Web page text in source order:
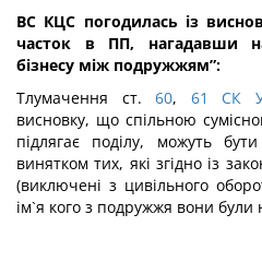
ВС КЦС погодилась із
часток в ПП, нагадавши
бізнесу між подружжям”:
Тлумачення ст. 60, 61 СК
висновку, що спільною
підлягає поділу, можуть
винятком тих, які згідно із
(виключені з цивільного
ім`я кого з подружжя вони були